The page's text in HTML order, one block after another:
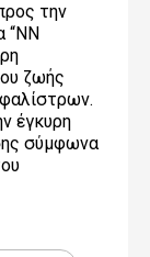
την
“NN
ζωής
έγκυρη
σύμφωνα